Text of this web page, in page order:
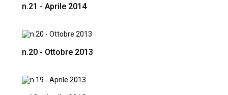
n.21 - Aprile 2014
n.20 - Ottobre 2013